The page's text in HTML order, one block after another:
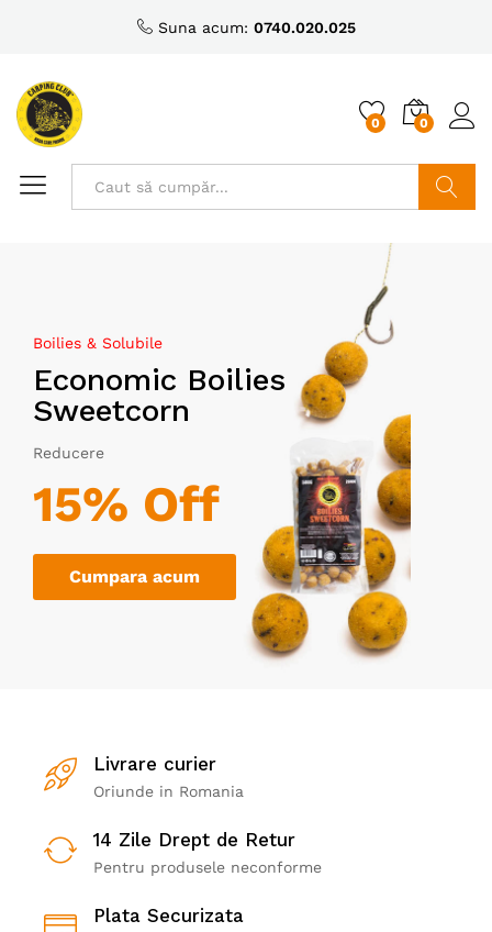
Suna acum: 0740.020.025
0 0
Boilies & Solubile
Economic Boilies
Sweetcorn
Reducere
15% Off
Cumpara acum
Livrare curier
Oriunde in Romania
14 Zile Drept de Retur
Pentru produsele neconforme
Plata Securizata